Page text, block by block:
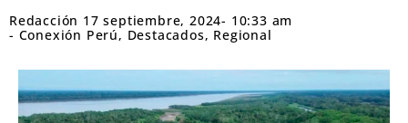
Redacción 17 septiembre, 2024- 10:33 am
- Conexión Perú, Destacados, Regional